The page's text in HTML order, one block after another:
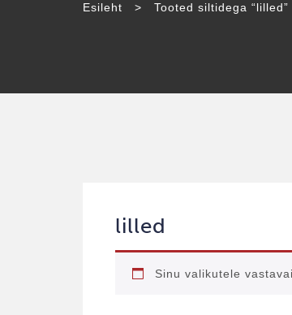
Esileht > Tooted siltidega “lilled”
lilled
Sinu valikutele